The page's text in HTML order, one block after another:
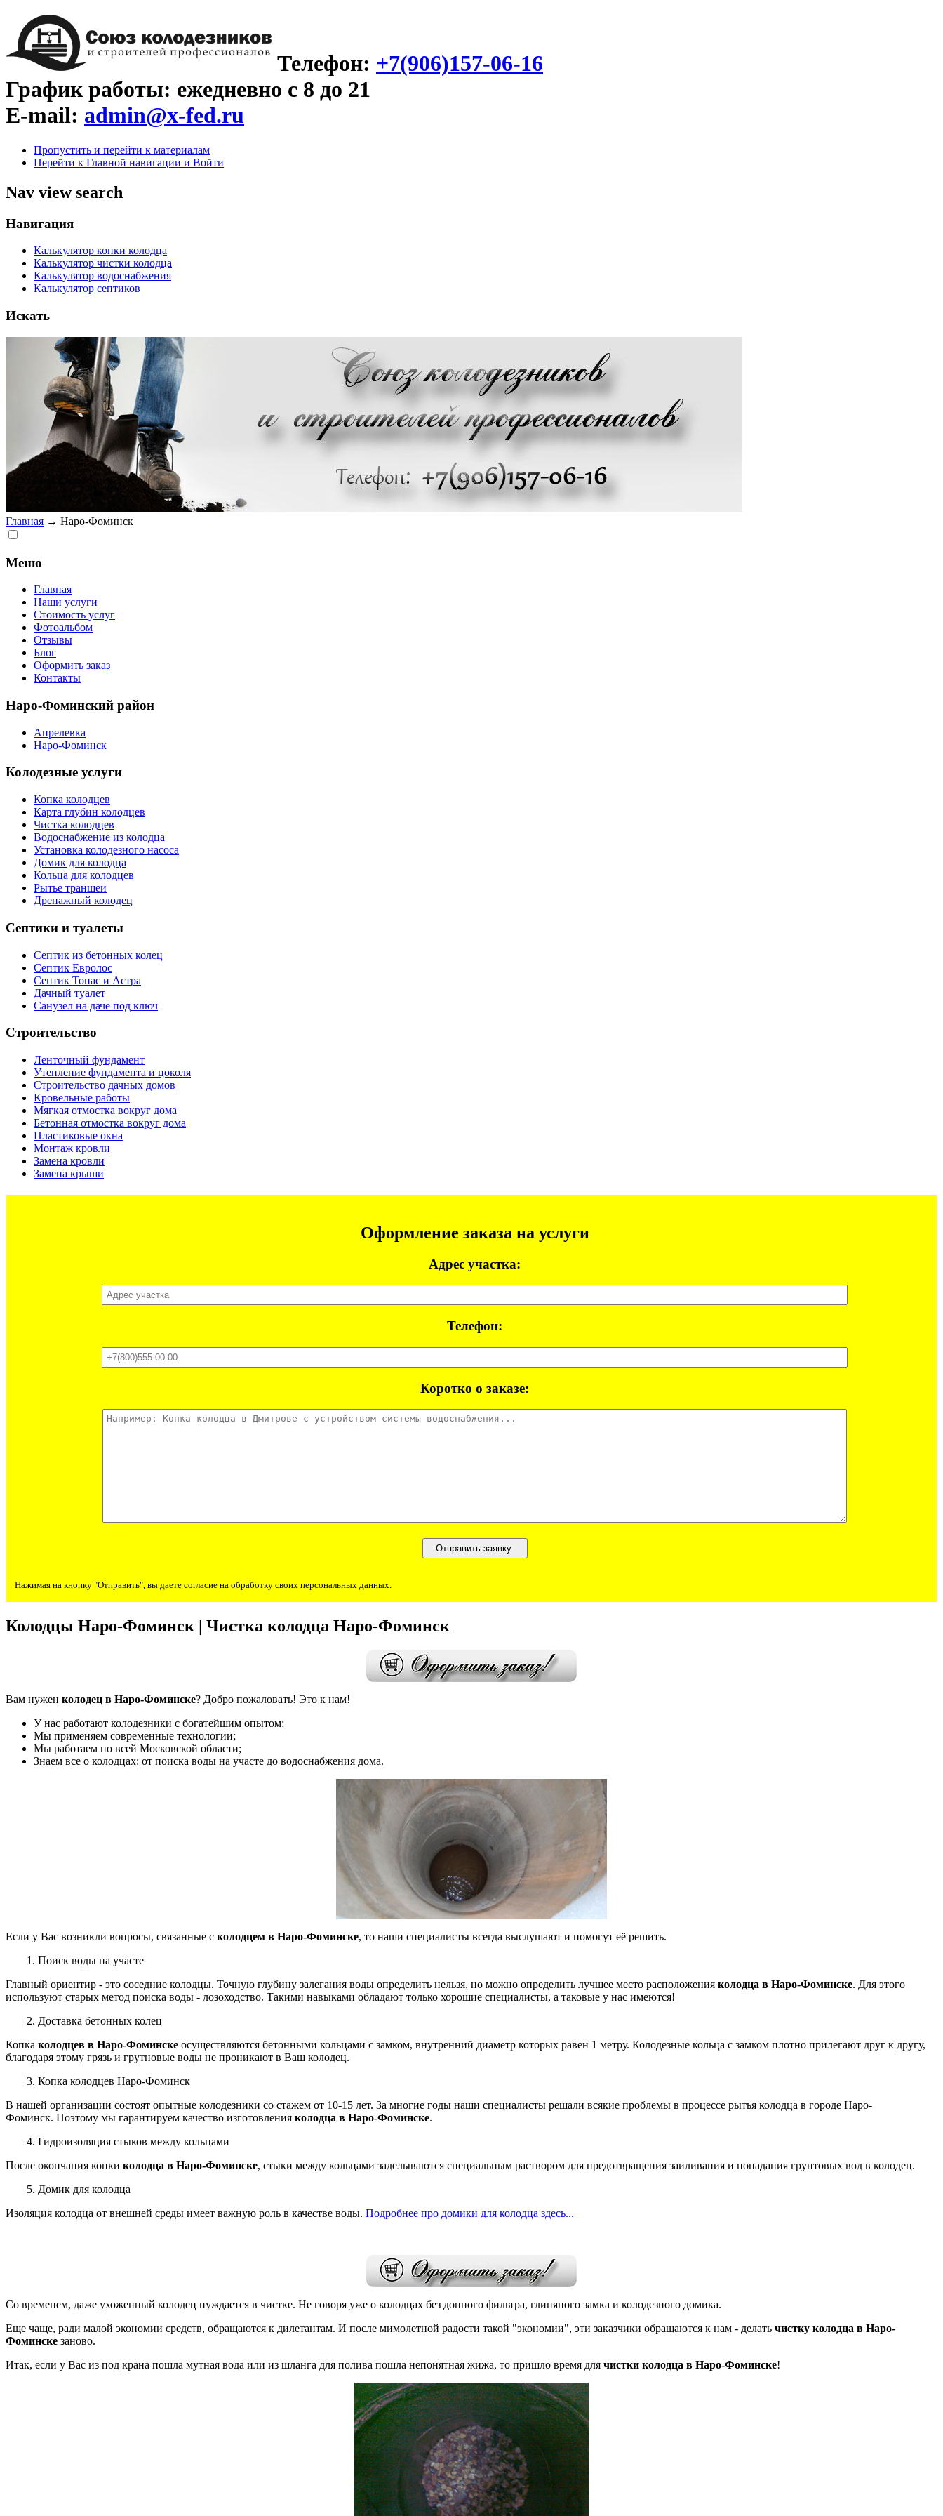
Телефон: +7(906)157-06-16
График работы: ежедневно с 8 до 21
E-mail: admin@x-fed.ru
Пропустить и перейти к материалам
Перейти к Главной навигации и Войти
Nav view search
Навигация
Калькулятор копки колодца
Калькулятор чистки колодца
Калькулятор водоснабжения
Калькулятор септиков
Искать
Главная → Наро-Фоминск
Меню
Главная
Наши услуги
Стоимость услуг
Фотоальбом
Отзывы
Блог
Оформить заказ
Контакты
Наро-Фоминский район
Апрелевка
Наро-Фоминск
Колодезные услуги
Копка колодцев
Карта глубин колодцев
Чистка колодцев
Водоснабжение из колодца
Установка колодезного насоса
Домик для колодца
Кольца для колодцев
Рытье траншеи
Дренажный колодец
Септики и туалеты
Септик из бетонных колец
Септик Евролос
Септик Топас и Астра
Дачный туалет
Санузел на даче под ключ
Строительство
Ленточный фундамент
Утепление фундамента и цоколя
Строительство дачных домов
Кровельные работы
Мягкая отмостка вокруг дома
Бетонная отмостка вокруг дома
Пластиковые окна
Монтаж кровли
Замена кровли
Замена крыши
Оформление заказа на услуги
Адрес участка:
Телефон:
Коротко о заказе:
Нажимая на кнопку "Отправить", вы даете согласие на обработку своих персональных данных.
Колодцы Наро-Фоминск | Чистка колодца Наро-Фоминск
Вам нужен колодец в Наро-Фоминске? Добро пожаловать! Это к нам!
У нас работают колодезники с богатейшим опытом;
Мы применяем современные технологии;
Мы работаем по всей Московской области;
Знаем все о колодцах: от поиска воды на участе до водоснабжения дома.
Если у Вас возникли вопросы, связанные с колодцем в Наро-Фоминске, то наши специалисты всегда выслушают и помогут её решить.
1. Поиск воды на участе
Главный ориентир - это соседние колодцы. Точную глубину залегания воды определить нельзя, но можно определить лучшее место расположения колодца в Наро-Фоминске. Для этого
используют старых метод поиска воды - лозоходство. Такими навыками обладают только хорошие специалисты, а таковые у нас имеются!
2. Доставка бетонных колец
Копка колодцев в Наро-Фоминске осуществляются бетонными кольцами с замком, внутренний диаметр которых равен 1 метру. Колодезные кольца с замком плотно прилегают друг к другу,
благодаря этому грязь и грутновые воды не проникают в Ваш колодец.
3. Копка колодцев Наро-Фоминск
В нашей организации состоят опытные колодезники со стажем от 10-15 лет. За многие годы наши специалисты решали всякие проблемы в процессе рытья колодца в городе Наро-
Фоминск. Поэтому мы гарантируем качество изготовления колодца в Наро-Фоминске.
4. Гидроизоляция стыков между кольцами
После окончания копки колодца в Наро-Фоминске, стыки между кольцами заделываются специальным раствором для предотвращения заиливания и попадания грунтовых вод в колодец.
5. Домик для колодца
Изоляция колодца от внешней среды имеет важную роль в качестве воды. Подробнее про домики для колодца здесь...
Со временем, даже ухоженный колодец нуждается в чистке. Не говоря уже о колодцах без донного фильтра, глиняного замка и колодезного домика.
Еще чаще, ради малой экономии средств, обращаются к дилетантам. И после мимолетной радости такой "экономии", эти заказчики обращаются к нам - делать чистку колодца в Наро-
Фоминске заново.
Итак, если у Вас из под крана пошла мутная вода или из шланга для полива пошла непонятная жижа, то пришло время для чистки колодца в Наро-Фоминске!